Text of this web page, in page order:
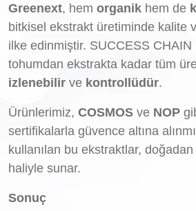
Greenext, hem organik hem de
bitkisel ekstrakt üretiminde kalite
ilke edinmiştir. SUCCESS
tohumdan ekstrakta kadar tüm
izlenebilir ve kontrollüdür.
Ürünlerimiz, COSMOS ve NOP
sertifikalarla güvence altına
kullanılan bu ekstraktlar,
haliyle sunar.
Sonuç